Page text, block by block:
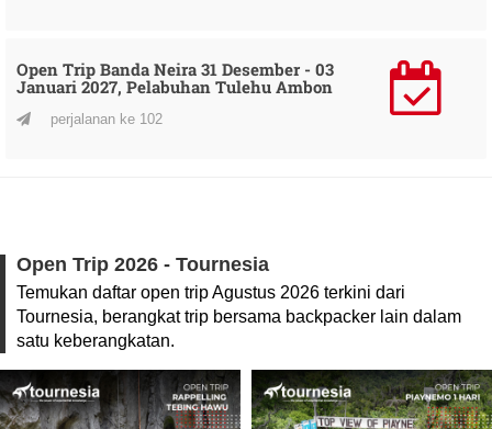
Open Trip Banda Neira 31 Desember - 03
Januari 2027, Pelabuhan Tulehu Ambon
perjalanan ke 102
Open Trip 2026 - Tournesia
Temukan daftar open trip Agustus 2026 terkini dari
Tournesia, berangkat trip bersama backpacker lain dalam
satu keberangkatan.